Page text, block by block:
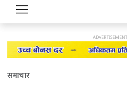
समाचार